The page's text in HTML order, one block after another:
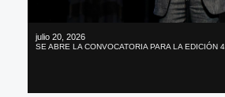
julio 20, 2026
SE ABRE LA CONVOCATORIA PARA LA EDICIÓN